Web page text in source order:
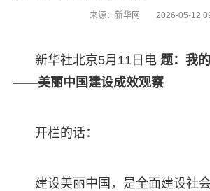
来源：新华网 2026-05-12
新华社北京5月11日电 题：我
——美丽中国建设成效观察
开栏的话：
建设美丽中国，是全面建设社